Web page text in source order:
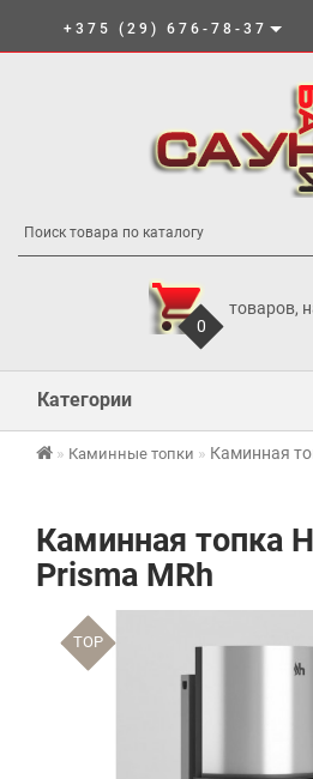
+375 (29) 676-78-37
0
товаров,
Категории
Каминные топки Каминная
Каминная топка
Prisma MRh
TOP